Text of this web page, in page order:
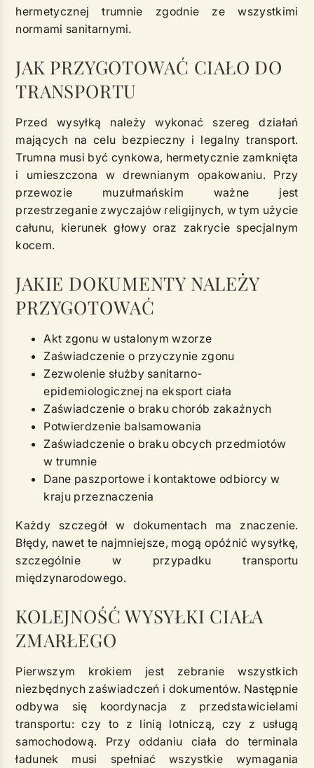
hermetycznej trumnie zgodnie ze wszystkimi
normami sanitarnymi.
JAK PRZYGOTOWAĆ CIAŁO DO
TRANSPORTU
Przed wysyłką należy wykonać szereg działań
mających na celu bezpieczny i legalny transport.
Trumna musi być cynkowa, hermetycznie zamknięta
i umieszczona w drewnianym opakowaniu. Przy
przewozie muzułmańskim ważne jest
przestrzeganie zwyczajów religijnych, w tym użycie
całunu, kierunek głowy oraz zakrycie specjalnym
kocem.
JAKIE DOKUMENTY NALEŻY
PRZYGOTOWAĆ
Akt zgonu w ustalonym wzorze
Zaświadczenie o przyczynie zgonu
Zezwolenie służby sanitarno-
epidemiologicznej na eksport ciała
Zaświadczenie o braku chorób zakaźnych
Potwierdzenie balsamowania
Zaświadczenie o braku obcych przedmiotów
w trumnie
Dane paszportowe i kontaktowe odbiorcy w
kraju przeznaczenia
Każdy szczegół w dokumentach ma znaczenie.
Błędy, nawet te najmniejsze, mogą opóźnić wysyłkę,
szczególnie w przypadku transportu
międzynarodowego.
KOLEJNOŚĆ WYSYŁKI CIAŁA
ZMARŁEGO
Pierwszym krokiem jest zebranie wszystkich
niezbędnych zaświadczeń i dokumentów. Następnie
odbywa się koordynacja z przedstawicielami
transportu: czy to z linią lotniczą, czy z usługą
samochodową. Przy oddaniu ciała do terminala
ładunek musi spełniać wszystkie wymagania